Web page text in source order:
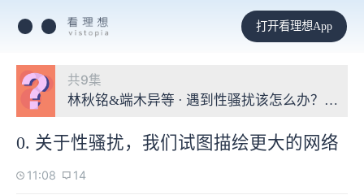
打开看理想App
共9集
林秋铭&端木异等 · 遇到性骚扰该怎么办？我有
0. 关于性骚扰，我们试图描绘更大的网络
11:08 14